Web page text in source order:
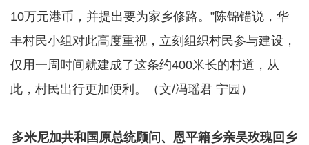
10万元港币，并提出要为家乡修路。”陈锦锚说，华
丰村民小组对此高度重视，立刻组织村民参与建设，
仅用一周时间就建成了这条约400米长的村道，从
此，村民出行更加便利。（文/冯瑶君 宁园）
多米尼加共和国原总统顾问、恩平籍乡亲吴玫瑰回乡